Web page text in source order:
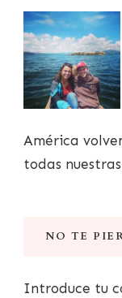
América
todas
NO TE
Introduce tu